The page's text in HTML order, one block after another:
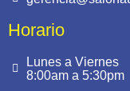
Horario
Lunes a Viernes
8:00am a 5:30pm